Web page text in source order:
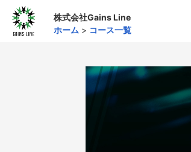
株式会社Gains Line
ホーム > コース一覧